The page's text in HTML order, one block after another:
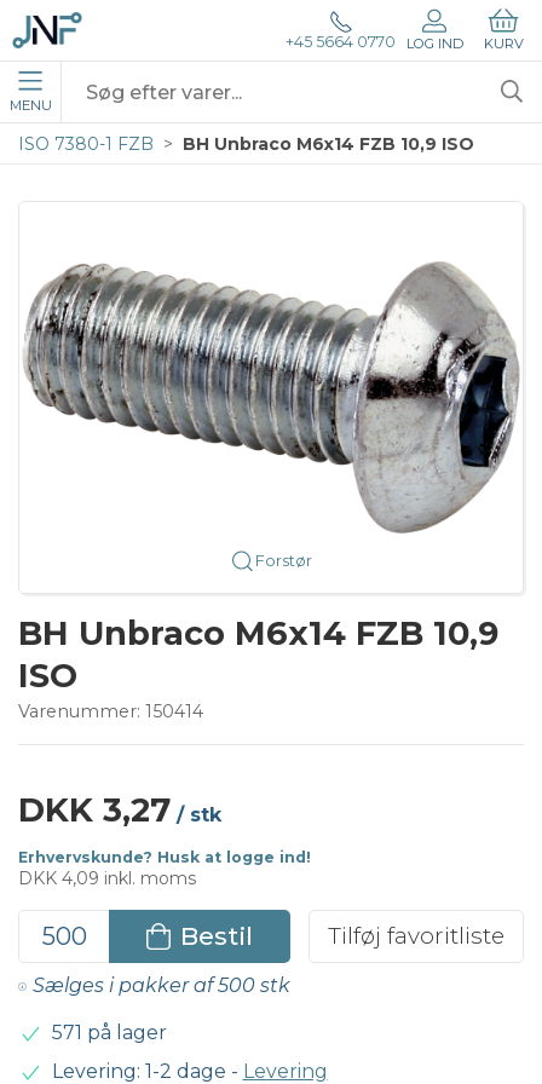
+45 5664 0770 LOG IND KURV
MENU
ISO 7380-1 FZB BH Unbraco M6x14 FZB 10,9 ISO
Forstør
BH Unbraco M6x14 FZB 10,9
ISO
Varenummer: 150414
DKK 3,27 / stk
Erhvervskunde? Husk at logge ind!
DKK 4,09 inkl. moms
Bestil
Sælges i pakker af 500 stk
Tilføj favoritliste
571 på lager
Levering: 1-2 dage - Levering